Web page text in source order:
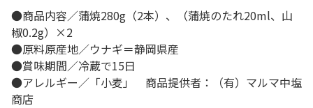
●商品内容／蒲焼280g（2本）、（蒲焼のたれ20ml、山
椒0.2g）×2
●原料原産地／ウナギ＝静岡県産
●賞味期間／冷蔵で15日
●アレルギー／「小麦」 商品提供者：（有）マルマ中塩
商店